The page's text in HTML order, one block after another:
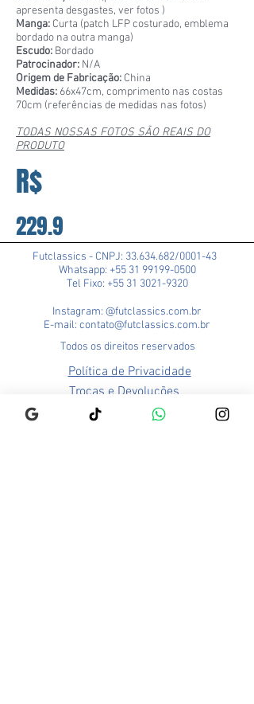
apresenta desgastes, ver fotos )
Manga: Curta (patch LFP costurado, emblema
bordado na outra manga)
Escudo: Bordado
Patrocinador: N/A
Origem de Fabricação: China
Medidas: 66x47cm, comprimento nas costas
70cm (referências de medidas nas fotos)
TODAS NOSSAS FOTOS SÃO REAIS DO
PRODUTO
R$
229.9
Futclassics - CNPJ: 33.634.682/0001-43
Whatsapp: +55 31 99199-0500
Tel Fixo: +55 31 3021-9320
Instagram: @futclassics.com.br
E-mail: contato@futclassics.com.br
Todos os direitos reservados
Política de Privacidade
Trocas e Devoluções